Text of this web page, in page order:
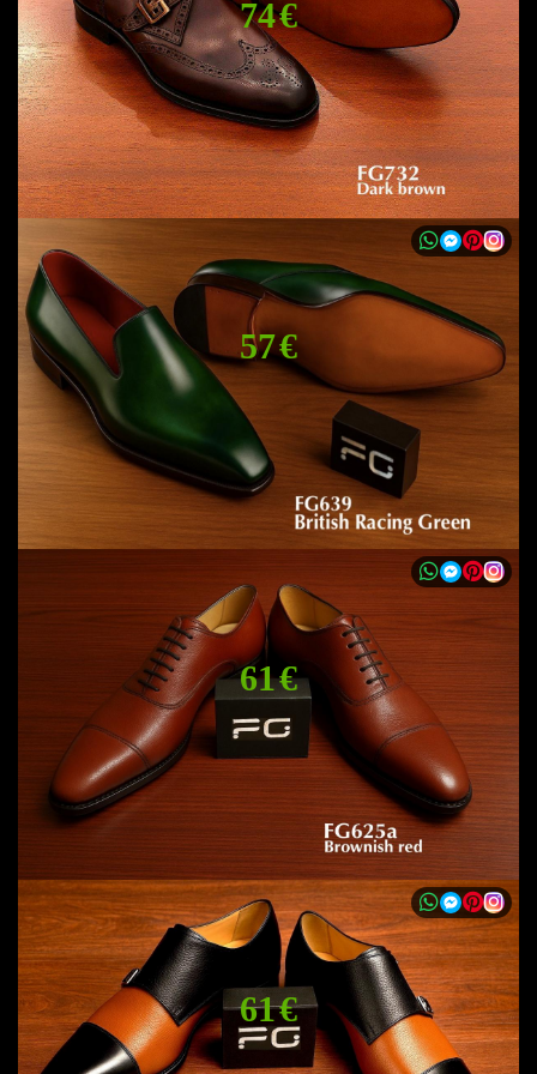
74 €
57 €
61 €
61 €